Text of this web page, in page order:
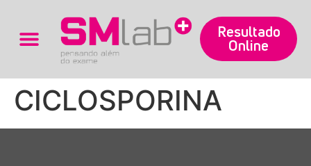
Resultado
Online
CICLOSPORINA